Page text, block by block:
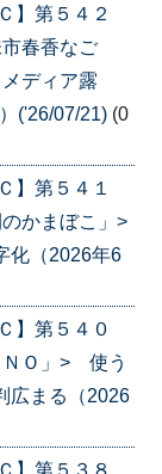
】第５４２
春香なご
ディア露
('26/07/21) (0
】第５４１
かまぼこ」>
化（2026年6
】第５４０
Ｏ」> 使う
広まる（2026
】第５３８